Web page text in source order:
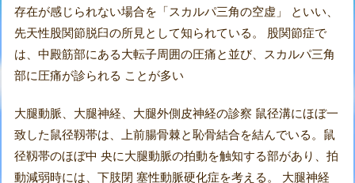
存在が感じられない場合を「スカルパ三角の空虚」 といい、
先天性股関節脱臼の所見として知られている。 股関節症で
は、中殿筋部にある大転子周囲の圧痛と並び、スカルパ三角
部に圧痛が診られる ことが多い
大腿動脈、大腿神経、大腿外側皮神経の診察 鼠径溝にほぼ一
致した鼠径靱帯は、上前腸骨棘と恥骨結合を結んでいる。鼠
径靱帯のほぼ中 央に大腿動脈の拍動を触知する部があり、拍
動減弱時には、下肢閉 塞性動脈硬化症を考える。 大腿神経